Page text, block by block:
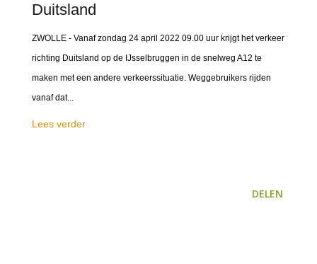
Duitsland
ZWOLLE - Vanaf zondag 24 april 2022 09.00 uur krijgt het verkeer
richting Duitsland op de IJsselbruggen in de snelweg A12 te
maken met een andere verkeerssituatie. Weggebruikers rijden
vanaf dat...
Lees verder
DELEN